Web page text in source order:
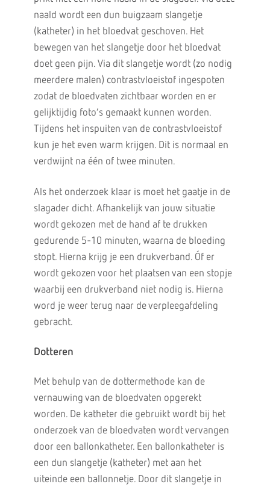
naald wordt een dun buigzaam slangetje
(katheter) in het bloedvat geschoven. Het
bewegen van het slangetje door het bloedvat
doet geen pijn. Via dit slangetje wordt (zo nodig
meerdere malen) contrastvloeistof ingespoten
zodat de bloedvaten zichtbaar worden en er
gelijktijdig foto’s gemaakt kunnen worden.
Tijdens het inspuiten van de contrastvloeistof
kun je het even warm krijgen. Dit is normaal en
verdwijnt na één of twee minuten.
Als het onderzoek klaar is moet het gaatje in de
slagader dicht. Afhankelijk van jouw situatie
wordt gekozen met de hand af te drukken
gedurende 5-10 minuten, waarna de bloeding
stopt. Hierna krijg je een drukverband. Óf er
wordt gekozen voor het plaatsen van een stopje
waarbij een drukverband niet nodig is. Hierna
word je weer terug naar de verpleegafdeling
gebracht.
Dotteren
Met behulp van de dottermethode kan de
vernauwing van de bloedvaten opgerekt
worden. De katheter die gebruikt wordt bij het
onderzoek van de bloedvaten wordt vervangen
door een ballonkatheter. Een ballonkatheter is
een dun slangetje (katheter) met aan het
uiteinde een ballonnetje. Door dit slangetje in